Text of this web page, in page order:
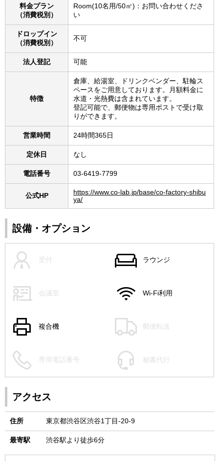
料金プラン
（消費税別）
Room(10名用/50㎡)：お問い合わせくださ
い
ドロップイン
（消費税別）
不可
法人登記 可能
特徴
倉庫、給湯室、ドリンクベンダー、駐輪ス
ペースをご用意しております。月額料金に
水道・光熱費は含まれています。
登記可能で、郵便物は専用ポストで受け取
りができます。
営業時間 24時間365日
定休日 なし
電話番号 03-6419-7799
公式HP
https://www.co-lab.jp/base/co-factory-shibu
ya/
設備・オプション
受付 ラウンジ
会議室 Wi-Fi利用
複合機 郵便転送
専用電話番号 秘書代行
アクセス
住所 東京都渋谷区渋谷1丁目-20-9
最寄駅 渋谷駅より徒歩6分